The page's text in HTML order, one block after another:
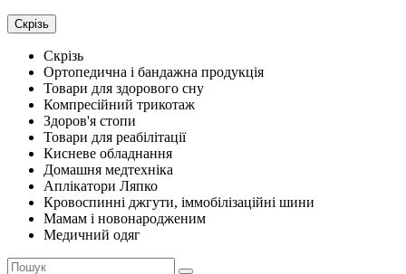
Скрізь
Скрізь
Ортопедична і бандажна продукція
Товари для здорового сну
Компресійний трикотаж
Здоров'я стопи
Товари для реабілітації
Кисневе обладнання
Домашня медтехніка
Аплікатори Ляпко
Кровоспинні джгути, іммобілізаційні шини
Мамам і новонародженим
Медичний одяг